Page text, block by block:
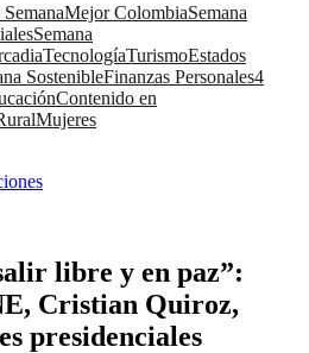
Mejor ColombiaSemana
Semana
TecnologíaTurismoEstados
SostenibleFinanzas Personales4
Contenido en
Mujeres
libre y en paz”:
Cristian Quiroz,
presidenciales